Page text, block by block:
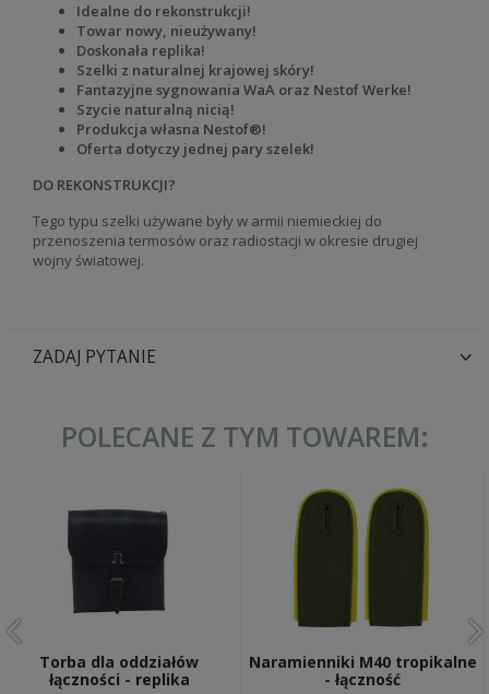
Idealne do rekonstrukcji!
Towar nowy, nieużywany!
Doskonała replika!
Szelki z naturalnej krajowej skóry!
Fantazyjne sygnowania WaA oraz Nestof Werke!
Szycie naturalną nicią!
Produkcja własna Nestof®!
Oferta dotyczy jednej pary szelek!
DO REKONSTRUKCJI?
Tego typu szelki używane były w armii niemieckiej do
przenoszenia termosów oraz radiostacji w okresie drugiej
wojny światowej.
ZADAJ PYTANIE
POLECANE Z TYM TOWAREM:
Torba dla oddziałów
łączności - replika
Naramienniki M40 tropikalne
- łączność